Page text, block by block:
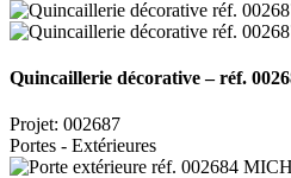
Quincaillerie décorative – réf.
Projet: 002687
Portes - Extérieures